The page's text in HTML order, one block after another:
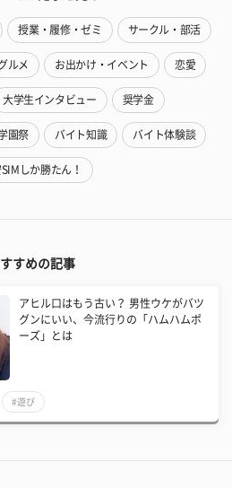
授業・履修・ゼミ サークル・部活
ルメ お出かけ・イベント 恋愛
大学生インタビュー 奨学金
園祭 バイト知識 バイト体験談
しか勝たん！
すめの記事
アヒル口はもう古い？ 男性ウケがバツ
グンにいい、今流行りの「ハムハムポ
ーズ」とは
#遊び